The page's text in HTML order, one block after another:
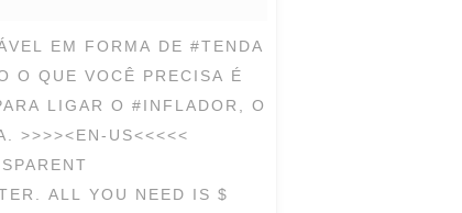
EM FORMA DE #TENDA
O QUE VOCÊ PRECISA É
LIGAR O #INFLADOR, O
>>>><EN-US<<<<<
ALL YOU NEED IS $